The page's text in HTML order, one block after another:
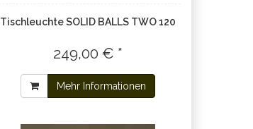
Tischleuchte SOLID BALLS TWO 120
249,00 € *
Mehr Informationen